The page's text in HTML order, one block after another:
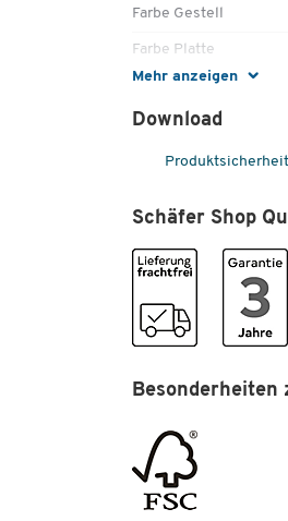
Mehr anzeigen
Farbe Gestell
Farbe Platte
Gewicht [kg]
Höhe [mm]
Material Böden
Rollen
SCHÄFER Dekorsystem
Tiefe [mm]
Maße
Breite [mm]
Download
Schäfer Shop
Besonderheiten